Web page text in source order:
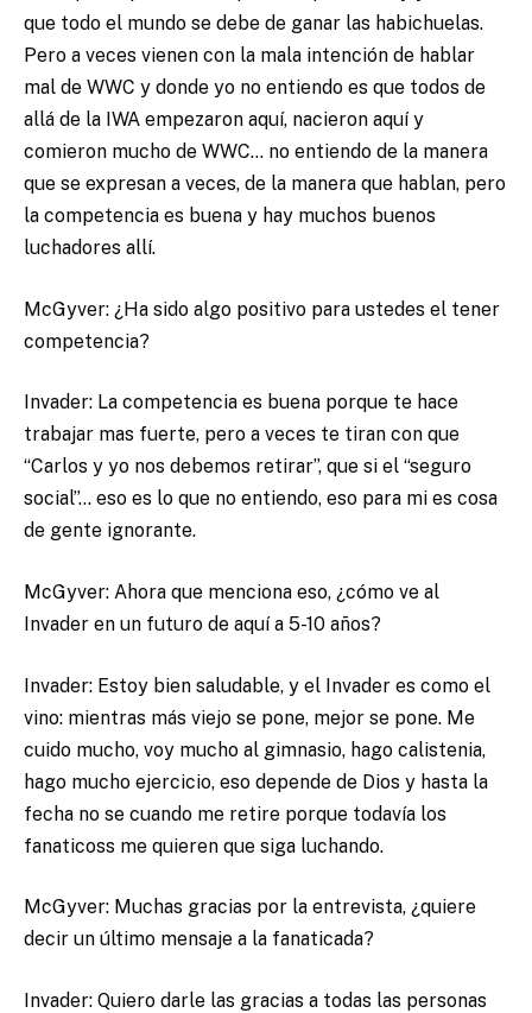
que todo el mundo se debe de ganar las habichuelas.
Pero a veces vienen con la mala intención de hablar
mal de WWC y donde yo no entiendo es que todos de
allá de la IWA empezaron aquí, nacieron aquí y
comieron mucho de WWC… no entiendo de la manera
que se expresan a veces, de la manera que hablan, pero
la competencia es buena y hay muchos buenos
luchadores allí.
McGyver: ¿Ha sido algo positivo para ustedes el tener
competencia?
Invader: La competencia es buena porque te hace
trabajar mas fuerte, pero a veces te tiran con que
“Carlos y yo nos debemos retirar”, que si el “seguro
social”… eso es lo que no entiendo, eso para mi es cosa
de gente ignorante.
McGyver: Ahora que menciona eso, ¿cómo ve al
Invader en un futuro de aquí a 5-10 años?
Invader: Estoy bien saludable, y el Invader es como el
vino: mientras más viejo se pone, mejor se pone. Me
cuido mucho, voy mucho al gimnasio, hago calistenia,
hago mucho ejercicio, eso depende de Dios y hasta la
fecha no se cuando me retire porque todavía los
fanaticoss me quieren que siga luchando.
McGyver: Muchas gracias por la entrevista, ¿quiere
decir un último mensaje a la fanaticada?
Invader: Quiero darle las gracias a todas las personas